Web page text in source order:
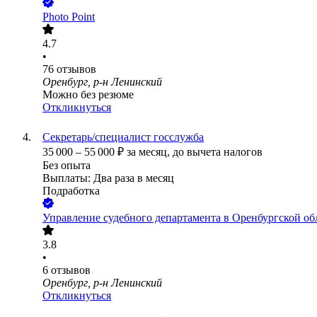
Photo Point
4.7
•
76 отзывов
Оренбург, р-н Ленинский
Можно без резюме
Откликнуться
Секретарь/специалист госслужба
35 000 – 55 000 ₽ за месяц, до вычета налогов
Без опыта
Выплаты: Два раза в месяц
Подработка
Управление судебного департамента в Оренбургской
3.8
•
6 отзывов
Оренбург, р-н Ленинский
Откликнуться